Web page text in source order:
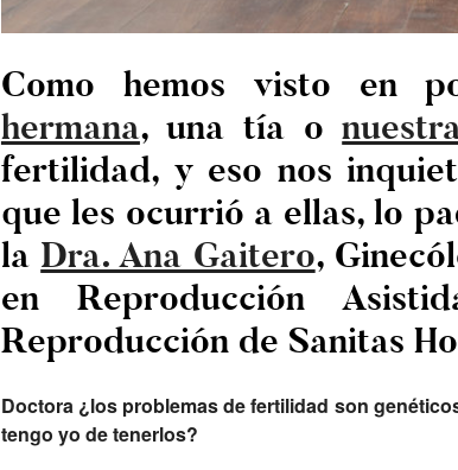
Como hemos visto en
hermana, una tía o
fertilidad, y eso nos
que les ocurrió a ellas, lo
la Dra. Ana Gaitero,
en Reproducción
Reproducción de Sanitas
Doctora ¿los problemas de fertilidad son
tengo yo de tenerlos?